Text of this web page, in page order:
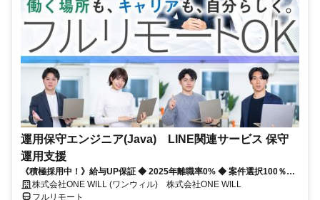
運用保守エンジニア(Java) LINE関連サービス 保守
運用支援
《積極採用中！》給与UP保証 ◆ 2025年離職率0% ◆ 案件選択100％！
◆ 平均残業7時間！
株式会社ONE WILL (ワンウィル) 株式会社ONE WILL
フルリモート